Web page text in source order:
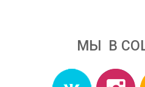
МЫ В